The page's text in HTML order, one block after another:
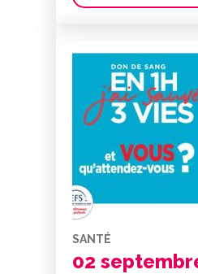
SANTÉ
02